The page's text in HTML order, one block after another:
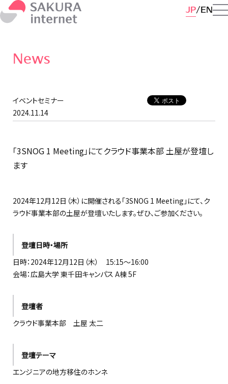
JP EN
News
イベントセミナー
2024.11.14
「3SNOG 1 Meeting」にてクラウド事業本部 土屋が登壇し
ます
2024年12月12日（木）に開催される「3SNOG 1 Meeting」にて、ク
ラウド事業本部の土屋が登壇いたします。ぜひ、ご参加ください。
登壇日時・場所
日時：2024年12月12日（木） 15:15〜16:00
会場：広島大学 東千田キャンパス A棟 5F
登壇者
クラウド事業本部 土屋 太二
登壇テーマ
エンジニアの地方移住のホンネ